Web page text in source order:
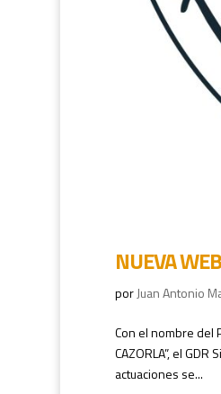
NUEVA
porJuan Antonio
Con el nombre del
CAZORLA”, el
actuaciones se...